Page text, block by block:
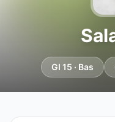
GI 15 · Bas